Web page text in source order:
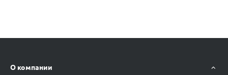
О компании